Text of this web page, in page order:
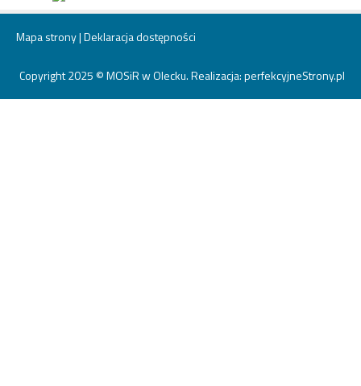
Mapa strony|Deklaracja dostępności
Copyright 2025 © MOSiR w Olecku. Realizacja:perfekcyjneStrony.pl